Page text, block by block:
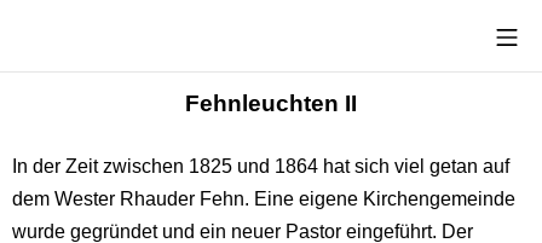
Fehnleuchten II
In der Zeit zwischen 1825 und 1864 hat sich viel getan auf
dem Wester Rhauder Fehn. Eine eigene Kirchengemeinde
wurde gegründet und ein neuer Pastor eingeführt. Der